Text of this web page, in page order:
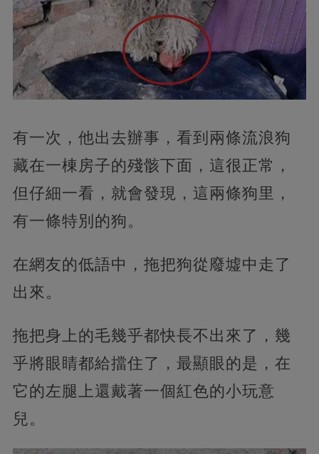
有一次，他出去辦事，看到兩條流浪狗
藏在一棟房子的殘骸下面，這很正常，
但仔細一看，就會發現，這兩條狗里，
有一條特別的狗。
在網友的低語中，拖把狗從廢墟中走了
出來。
拖把身上的毛幾乎都快長不出來了，幾
乎將眼睛都給擋住了，最顯眼的是，在
它的左腿上還戴著一個紅色的小玩意
兒。